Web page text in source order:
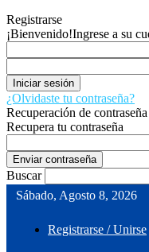
Registrarse
¡Bienvenido!Ingrese a su
¿Olvidaste tu contraseña?
Recuperación de contraseña
Recupera tu contraseña
Buscar
Sábado, Agosto 8, 2026
Registrarse / Unirse